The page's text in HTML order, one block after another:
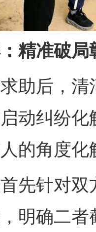
准破局
后，清
动纠纷化
的角度化
针对双方
明确二